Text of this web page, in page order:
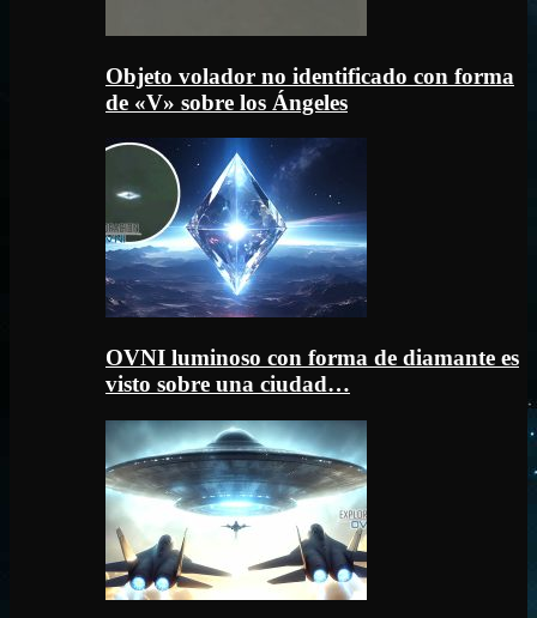
Objeto volador no identificado con forma
de «V» sobre los Ángeles
OVNI luminoso con forma de diamante es
visto sobre una ciudad…